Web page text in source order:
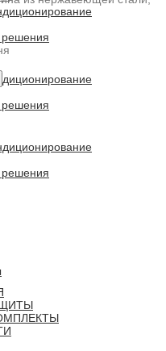
решения
решения
решения